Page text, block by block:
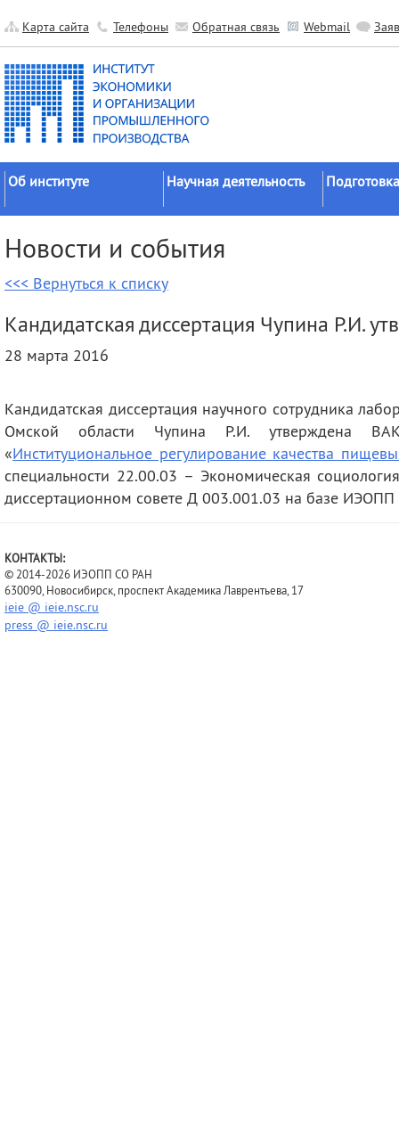
Карта сайта Телефоны Обратная связь Webmail
Об институте
Официальные документы
История
Научные подразделения
Прочие подразделения
деятельность
Контакты
Научная деятельность
исследований
Гранты
Мероприятия
Публикации
советы
Новости и события
<<< Вернуться к списку
Кандидатская диссертация Чупина Р.И.
28 марта 2016
Кандидатская диссертация научного сотрудника
Омской области Чупина Р.И. утверждена
«Институциональное регулирование качества
специальности 22.00.03 – Экономическая
диссертационном совете Д 003.001.03 на базе
КОНТАКТЫ:
© 2014-2026 ИЭОПП СО РАН
630090, Новосибирск, проспект Академика Лаврентьева, 17
ieie @ ieie.nsc.ru
press @ ieie.nsc.ru